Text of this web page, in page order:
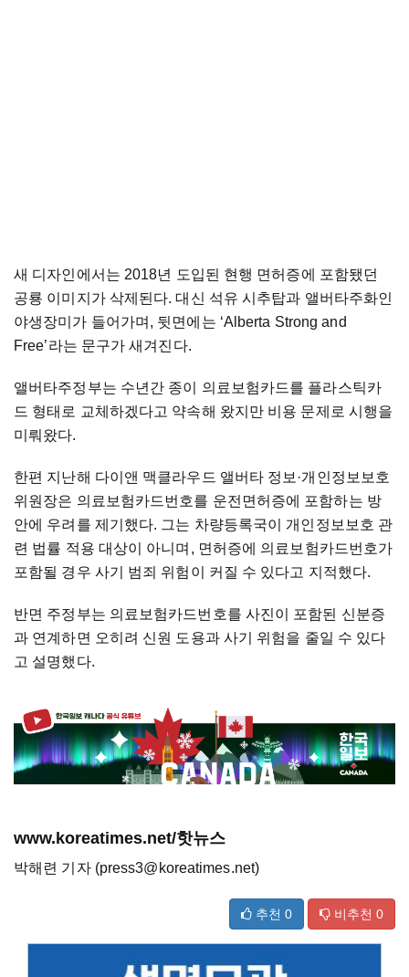
새 디자인에서는 2018년 도입된 현행 면허증에 포함됐던
공룡 이미지가 삭제된다. 대신 석유 시추탑과 앨버타주화인
야생장미가 들어가며, 뒷면에는 ‘Alberta Strong and
Free’라는 문구가 새겨진다.
앨버타주정부는 수년간 종이 의료보험카드를 플라스틱카
드 형태로 교체하겠다고 약속해 왔지만 비용 문제로 시행을
미뤄왔다.
한편 지난해 다이앤 맥클라우드 앨버타 정보·개인정보보호
위원장은 의료보험카드번호를 운전면허증에 포함하는 방
안에 우려를 제기했다. 그는 차량등록국이 개인정보보호 관
련 법률 적용 대상이 아니며, 면허증에 의료보험카드번호가
포함될 경우 사기 범죄 위험이 커질 수 있다고 지적했다.
반면 주정부는 의료보험카드번호를 사진이 포함된 신분증
과 연계하면 오히려 신원 도용과 사기 위험을 줄일 수 있다
고 설명했다.
www.koreatimes.net/핫뉴스
박해련 기자 (press3@koreatimes.net)
추천 0 비추천 0